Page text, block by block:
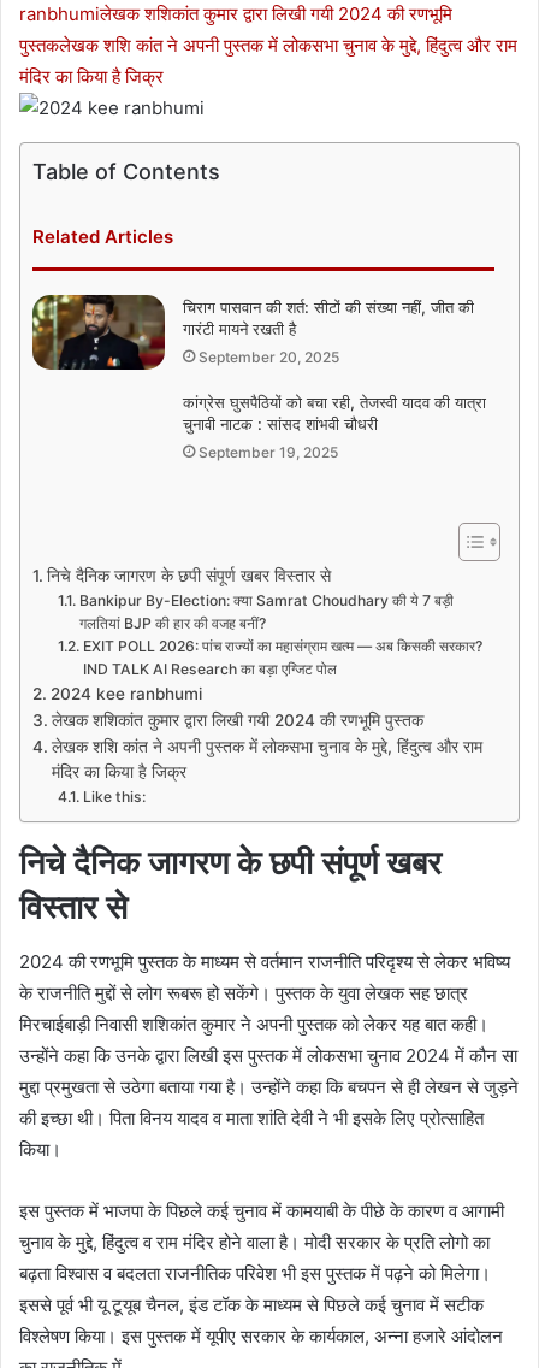
ranbhumiलेखक शशिकांत कुमार द्वारा लिखी गयी 2024 की रणभूमि
पुस्तकलेखक शशि कांत ने अपनी पुस्तक में लोकसभा चुनाव के मुद्दे, हिंदुत्व और राम
मंदिर का किया है जिक्र
Table of Contents
Related Articles
चिराग पासवान की शर्त: सीटों की संख्या नहीं, जीत की
गारंटी मायने रखती है
September 20, 2025
कांग्रेस घुसपैठियों को बचा रही, तेजस्वी यादव की यात्रा
चुनावी नाटक : सांसद शांभवी चौधरी
September 19, 2025
निचे दैनिक जागरण के छपी संपूर्ण खबर विस्तार से
Bankipur By-Election: क्या Samrat Choudhary की ये 7 बड़ी
गलतियां BJP की हार की वजह बनीं?
EXIT POLL 2026: पांच राज्यों का महासंग्राम खत्म — अब किसकी सरकार?
IND TALK AI Research का बड़ा एग्जिट पोल
2024 kee ranbhumi
लेखक शशिकांत कुमार द्वारा लिखी गयी 2024 की रणभूमि पुस्तक
लेखक शशि कांत ने अपनी पुस्तक में लोकसभा चुनाव के मुद्दे, हिंदुत्व और राम
मंदिर का किया है जिक्र
Like this:
निचे दैनिक जागरण के छपी संपूर्ण खबर
विस्तार से
2024 की रणभूमि पुस्तक के माध्यम से वर्तमान राजनीति परिदृश्य से लेकर भविष्य
के राजनीति मुद्दों से लोग रूबरू हो सकेंगे। पुस्तक के युवा लेखक सह छात्र
मिरचाईबाड़ी निवासी शशिकांत कुमार ने अपनी पुस्तक को लेकर यह बात कही।
उन्होंने कहा कि उनके द्वारा लिखी इस पुस्तक में लोकसभा चुनाव 2024 में कौन सा
मुद्दा प्रमुखता से उठेगा बताया गया है। उन्होंने कहा कि बचपन से ही लेखन से जुड़ने
की इच्छा थी। पिता विनय यादव व माता शांति देवी ने भी इसके लिए प्रोत्साहित
किया।
इस पुस्तक में भाजपा के पिछले कई चुनाव में कामयाबी के पीछे के कारण व आगामी
चुनाव के मुद्दे, हिंदुत्व व राम मंदिर होने वाला है। मोदी सरकार के प्रति लोगो का
बढ़ता विश्वास व बदलता राजनीतिक परिवेश भी इस पुस्तक में पढ़ने को मिलेगा।
इससे पूर्व भी यू टूयूब चैनल, इंड टॉक के माध्यम से पिछले कई चुनाव में सटीक
विश्लेषण किया। इस पुस्तक में यूपीए सरकार के कार्यकाल, अन्ना हजारे आंदोलन